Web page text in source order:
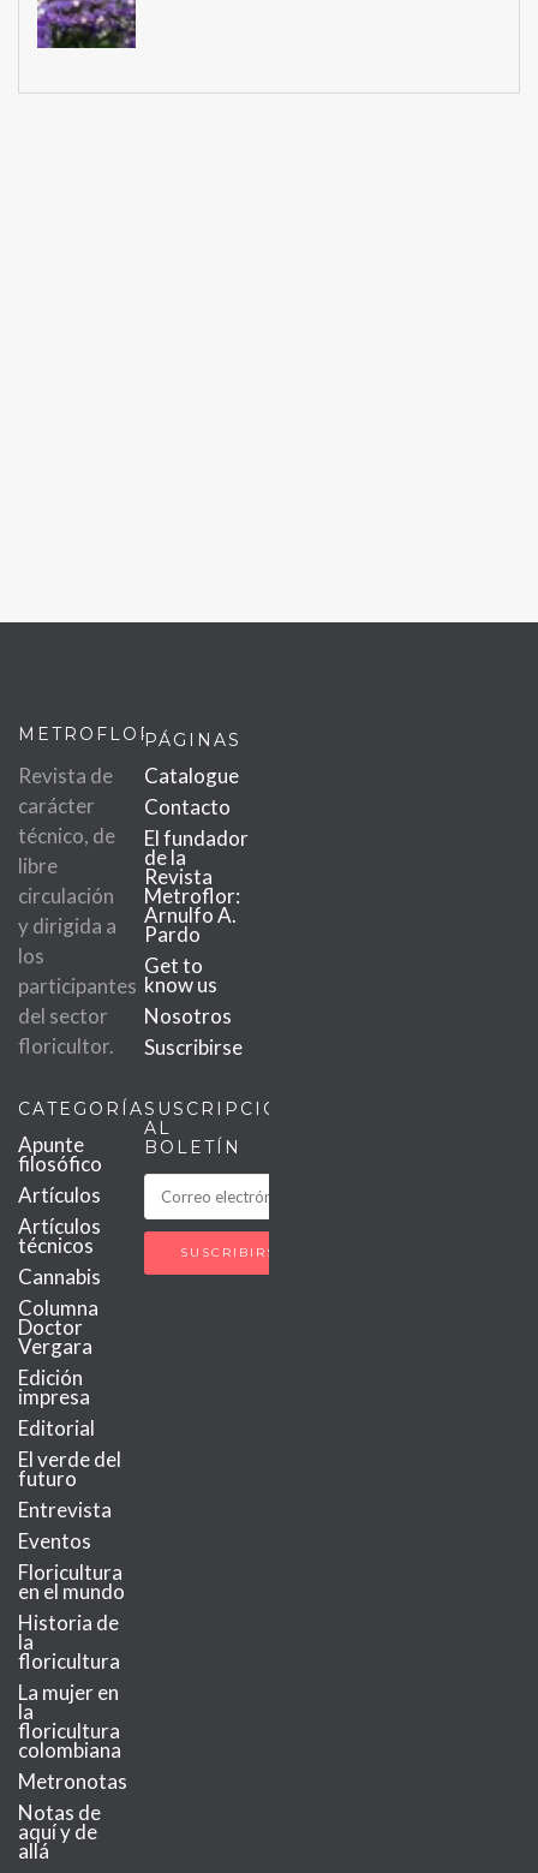
METROFLOR
Revista de
carácter
técnico, de
libre
circulación
y dirigida a
los
participantes
del sector
floricultor.
PÁGINAS
Catalogue
Contacto
El fundador
de la
Revista
Metroflor:
Arnulfo A.
Pardo
Get to
know us
Nosotros
Suscribirse
CATEGORÍAS
Apunte
filosófico
Artículos
Artículos
técnicos
Cannabis
Columna
Doctor
Vergara
Edición
impresa
Editorial
El verde del
futuro
Entrevista
Eventos
Floricultura
en el mundo
Historia de
la
floricultura
La mujer en
la
floricultura
colombiana
Metronotas
Notas de
aquí y de
allá
SUSCRIPCIÓN
AL
BOLETÍN